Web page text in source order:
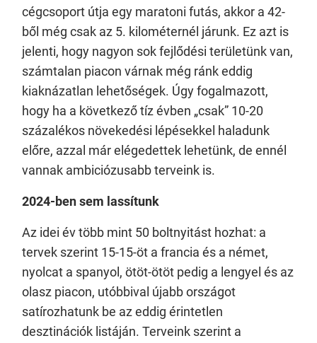
cégcsoport útja egy maratoni futás, akkor a 42-
ből még csak az 5. kilométernél járunk. Ez azt is
jelenti, hogy nagyon sok fejlődési területünk van,
számtalan piacon várnak még ránk eddig
kiaknázatlan lehetőségek. Úgy fogalmazott,
hogy ha a következő tíz évben „csak” 10-20
százalékos növekedési lépésekkel haladunk
előre, azzal már elégedettek lehetünk, de ennél
vannak ambiciózusabb terveink is.
2024-ben sem lassítunk
Az idei év több mint 50 boltnyitást hozhat: a
tervek szerint 15-15-öt a francia és a német,
nyolcat a spanyol, ötöt-ötöt pedig a lengyel és az
olasz piacon, utóbbival újabb országot
satírozhatunk be az eddig érintetlen
desztinációk listáján. Terveink szerint a